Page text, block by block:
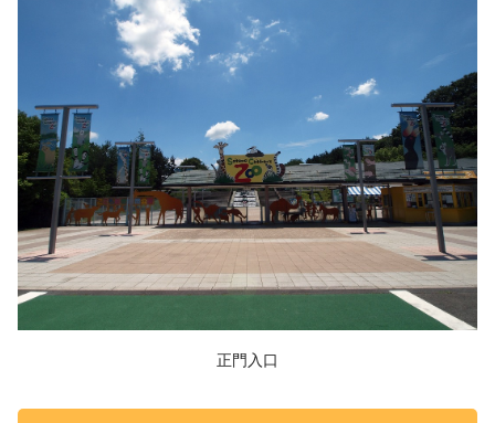
正門入口